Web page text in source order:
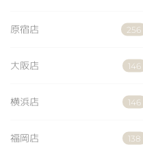
原宿店 256
大阪店 146
横浜店 146
福岡店 138